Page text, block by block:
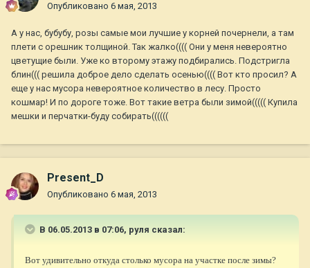
Опубликовано 6 мая, 2013
А у нас, бубубу, розы самые мои лучшие у корней почернели, а там
плети с орешник толщиной. Так жалко(((( Они у меня невероятно
цветущие были. Уже ко второму этажу подбирались. Подстригла
блин((( решила доброе дело сделать осенью(((( Вот кто просил? А
еще у нас мусора невероятное количество в лесу. Просто
кошмар! И по дороге тоже. Вот такие ветра были зимой((((( Купила
мешки и перчатки-буду собирать((((((
Present_D
Опубликовано 6 мая, 2013
В 06.05.2013 в 07:06, руля сказал:
Вот удивительно откуда столько мусора на участке после зимы?